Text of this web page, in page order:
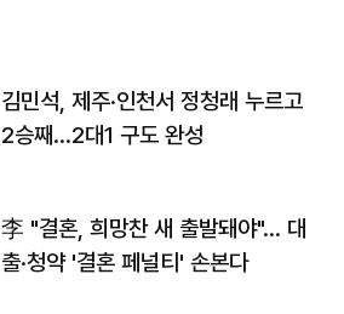
김민석, 제주·인천서 정청래 누르고
2승째…2대1 구도 완성
李 "결혼, 희망찬 새 출발돼야"… 대
출·청약 '결혼 페널티' 손본다